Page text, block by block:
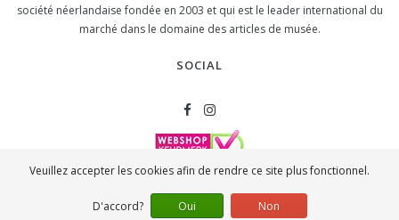
société néerlandaise fondée en 2003 et qui est le leader international du
marché dans le domaine des articles de musée.
SOCIAL
CONTACT
Veuillez accepter les cookies afin de rendre ce site plus fonctionnel.
D'accord? Oui Non